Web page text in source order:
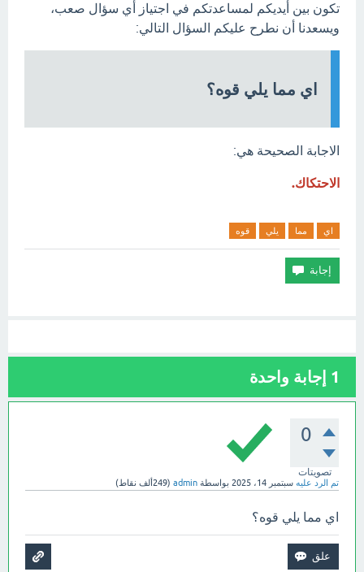
تكون بين أيديكم لمساعدتكم في اجتياز أي سؤال صعب،
ويسعدنا أن نطرح عليكم السؤال التالي:
اي مما يلي قوه؟
الاجابة الصحيحة هي:
الاحتكاك.
اي مما يلي قوه
1 إجابة واحدة
0
تصويتات
تم الرد عليه سبتمبر 14، 2025 بواسطة admin
(249ألف نقاط)
اي مما يلي قوه؟